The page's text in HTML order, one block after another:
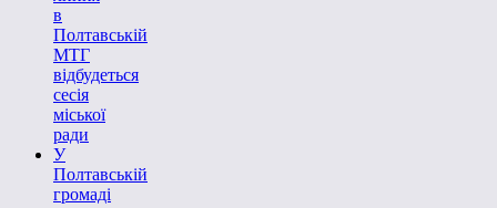
в
Полтавській
МТГ
відбудеться
сесія
міської
ради
У
Полтавській
громаді